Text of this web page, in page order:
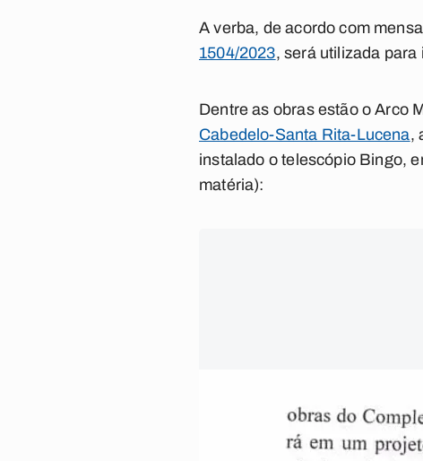
A verba, de acordo com
1504/2023, será utilizada
Dentre as obras estão o Arco
Cabedelo-Santa Rita-Lucena,
instalado o telescópio Bingo,
matéria):